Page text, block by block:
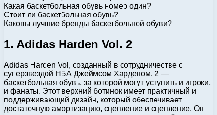
Какая баскетбольная обувь номер один?
Стоит ли баскетбольная обувь?
Каковы лучшие бренды баскетбольной обуви?
1. Adidas Harden Vol. 2
Adidas Harden Vol, созданный в сотрудничестве с
суперзвездой НБА Джеймсом Харденом. 2 —
баскетбольная обувь, за которой могут уступить и игроки,
и фанаты. Этот верхний ботинок имеет практичный и
поддерживающий дизайн, который обеспечивает
достаточную амортизацию, сцепление и сцепление. Он